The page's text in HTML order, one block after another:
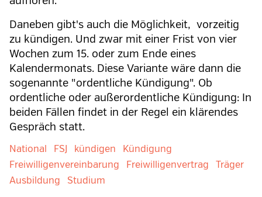
Daneben gibt's auch die Möglichkeit, vorzeitig
zu kündigen. Und zwar mit einer Frist von vier
Wochen zum 15. oder zum Ende eines
Kalendermonats. Diese Variante wäre dann die
sogenannte "ordentliche Kündigung". Ob
ordentliche oder außerordentliche Kündigung: In
beiden Fällen findet in der Regel ein klärendes
Gespräch statt.
National FSJ kündigen
Kündigung
Freiwilligenvereinbarung
Freiwilligenvertrag
Träger
Ausbildung
Studium